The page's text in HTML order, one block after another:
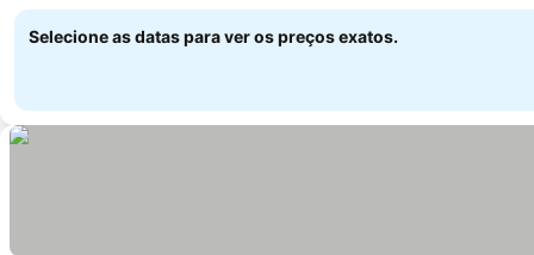
Selecione as datas para ver os preços exatos.